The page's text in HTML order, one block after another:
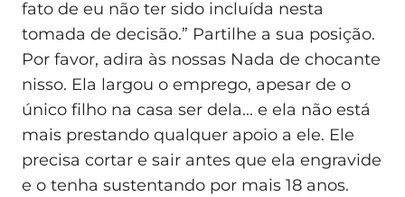
fato de eu não ter sido incluída nesta
tomada de decisão.” Partilhe a sua posição.
Por favor, adira às nossas Nada de chocante
nisso. Ela largou o emprego, apesar de o
único filho na casa ser dela... e ela não está
mais prestando qualquer apoio a ele. Ele
precisa cortar e sair antes que ela engravide
e o tenha sustentando por mais 18 anos.